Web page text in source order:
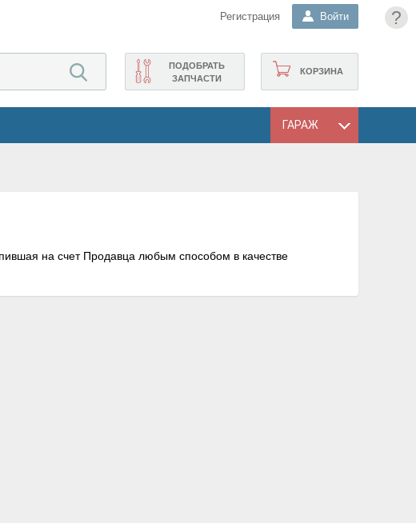
?
Регистрация Войти
КОРЗИНА
ПОДОБРАТЬ
ЗАПЧАСТИ
ГАРАЖ
на счет Продавца любым способом в качестве